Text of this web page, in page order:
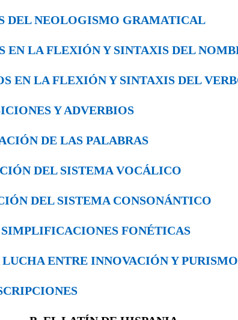
DEL NEOLOGISMO GRAMA­TICAL
EN LA FLEXIÓN Y SINTAXIS DEL
EN LA FLEXIÓN Y SIN­TAXIS DEL
Y ADVERBIOS
DE LAS PALABRAS
DEL SISTEMA VOCÁLICO
DEL SISTEMA CONSO­NÁNTICO
SIMPLIFICACIONES FONÉTICAS
LUCHA ENTRE INNOVACIÓN Y PURISMO